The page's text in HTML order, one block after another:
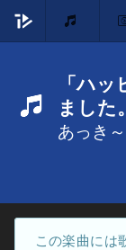
「ハ
ました
あっき～
この楽曲には